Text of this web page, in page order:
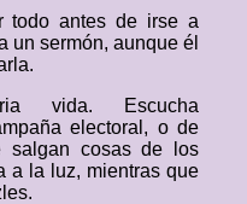
todo antes de irse a
un sermón, aunque él
vida. Escucha
electoral, o de
salgan cosas de los
a la luz, mientras que